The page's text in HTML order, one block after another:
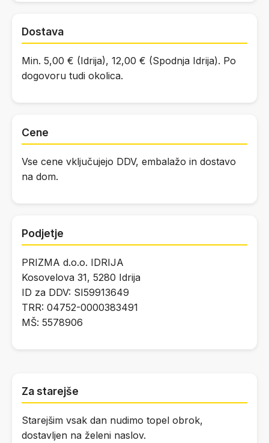
Dostava
Min. 5,00 € (Idrija), 12,00 € (Spodnja Idrija). Po
dogovoru tudi okolica.
Cene
Vse cene vključujejo DDV, embalažo in dostavo
na dom.
Podjetje
PRIZMA d.o.o. IDRIJA
Kosovelova 31, 5280 Idrija
ID za DDV: SI59913649
TRR: 04752-0000383491
MŠ: 5578906
Za starejše
Starejšim vsak dan nudimo topel obrok,
dostavljen na želeni naslov.